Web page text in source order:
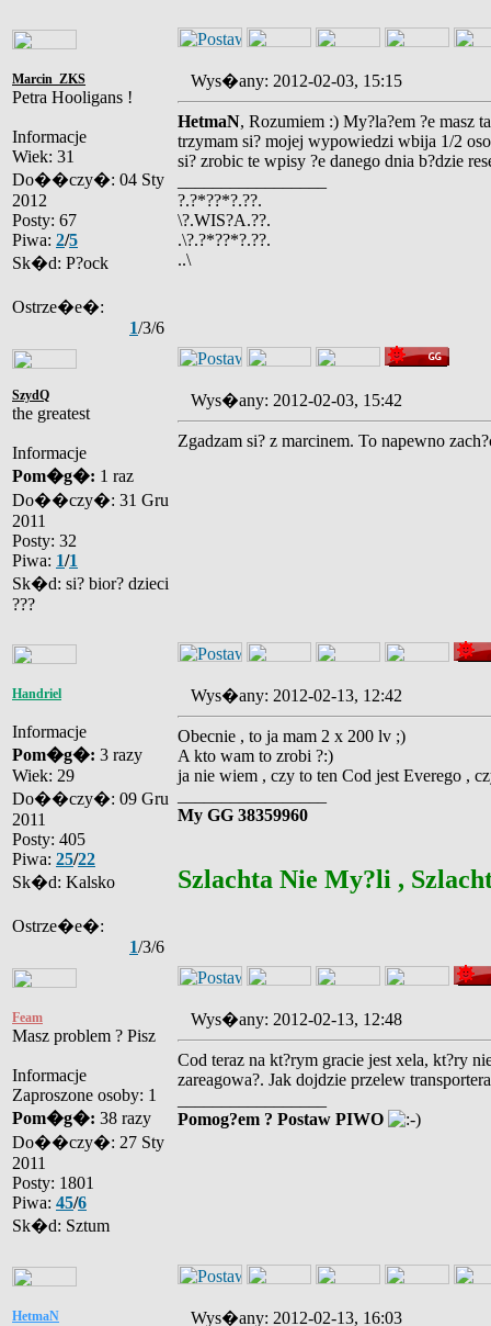
Marcin_ZKS
Petra Hooligans !
Informacje
Wiek: 31
Do��czy�: 04 Sty
2012
Posty: 67
Piwa: 2/5
Sk�d: P?ock
Ostrze�e�:
1/3/6
Wys�any: 2012-02-03, 15:15
HetmaN, Rozumiem :) My?la?em ?e masz
trzymam si? mojej wypowiedzi wbija 1/2
si? zrobic te wpisy ?e danego dnia b?dzie
?.?*??*?.??.
\?.WIS?A.??.
.\?.?*??*?.??.
..\
SzydQ
the greatest
Informacje
Pom�g�: 1 raz
Do��czy�: 31 Gru
2011
Posty: 32
Piwa: 1/1
Sk�d: si? bior? dzieci
???
Wys�any: 2012-02-03, 15:42
Zgadzam si? z marcinem. To napewno
Handriel
Informacje
Pom�g�: 3 razy
Wiek: 29
Do��czy�: 09 Gru
2011
Posty: 405
Piwa: 25/22
Sk�d: Kalsko
Ostrze�e�:
1/3/6
Wys�any: 2012-02-13, 12:42
Obecnie , to ja mam 2 x 200 lv ;)
A kto wam to zrobi ?:)
ja nie wiem , czy to ten Cod jest Everego ,
My GG 38359960
Szlachta Nie My?li ,
Feam
Masz problem ? Pisz
Informacje
Zaproszone osoby: 1
Pom�g�: 38 razy
Do��czy�: 27 Sty
2011
Posty: 1801
Piwa: 45/6
Sk�d: Sztum
Wys�any: 2012-02-13, 12:48
Cod teraz na kt?rym gracie jest xela, kt?ry
zareagowa?. Jak dojdzie przelew
Pomog?em ? Postaw PIWO
HetmaN Wys�any: 2012-02-13, 16:03